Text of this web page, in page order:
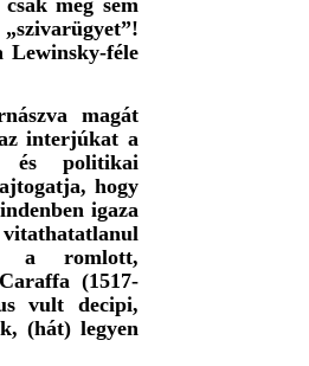
Lewinsky-féle
magát
interjúkat a
és politikai
hogy
igaza
a romlott,
(1517-
vult decipi,
(hát) legyen